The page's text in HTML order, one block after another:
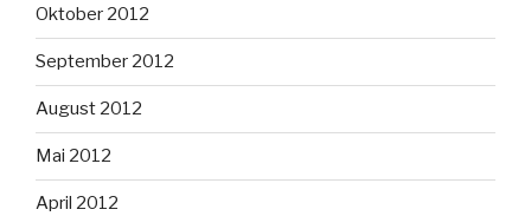
Oktober 2012
September 2012
August 2012
Mai 2012
April 2012